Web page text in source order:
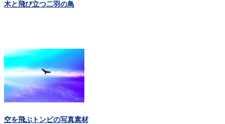
木と飛び立つ二羽の鳥
空を飛ぶトンビの写真素材